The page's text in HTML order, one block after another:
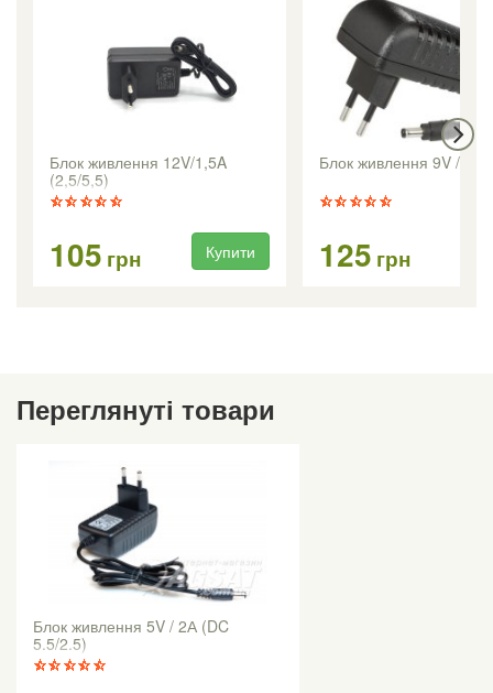
Блок живлення 12V/1,5A
(2,5/5,5)
105 грн Купити
Блок живлення 9V /
125 грн
Переглянуті товари
Блок живлення 5V / 2А (DC
5.5/2.5)